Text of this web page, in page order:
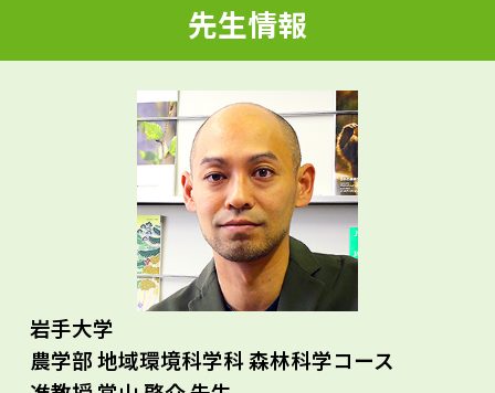
o
先生情報
岩手大学
農学部 地域環境科学科 森林科学コース